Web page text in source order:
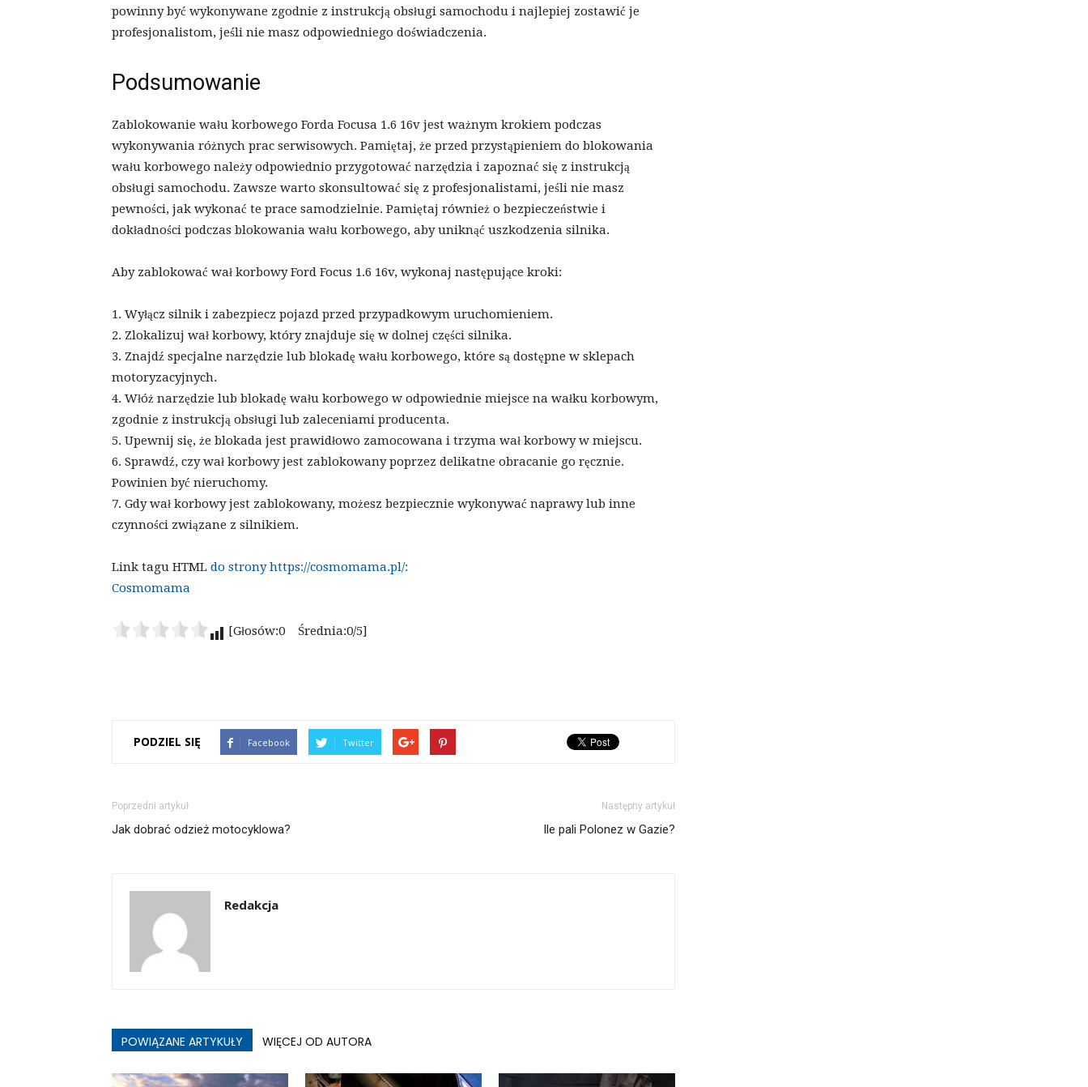
powinny być wykonywane zgodnie z instrukcją obsługi samochodu i najlepiej zostawić je
profesjonalistom, jeśli nie masz odpowiedniego doświadczenia.
Podsumowanie
Zablokowanie wału korbowego Forda Focusa 1.6 16v jest ważnym krokiem podczas
wykonywania różnych prac serwisowych. Pamiętaj, że przed przystąpieniem do blokowania
wału korbowego należy odpowiednio przygotować narzędzia i zapoznać się z instrukcją
obsługi samochodu. Zawsze warto skonsultować się z profesjonalistami, jeśli nie masz
pewności, jak wykonać te prace samodzielnie. Pamiętaj również o bezpieczeństwie i
dokładności podczas blokowania wału korbowego, aby uniknąć uszkodzenia silnika.
Aby zablokować wał korbowy Ford Focus 1.6 16v, wykonaj następujące kroki:
1. Wyłącz silnik i zabezpiecz pojazd przed przypadkowym uruchomieniem.
2. Zlokalizuj wał korbowy, który znajduje się w dolnej części silnika.
3. Znajdź specjalne narzędzie lub blokadę wału korbowego, które są dostępne w sklepach
motoryzacyjnych.
4. Włóż narzędzie lub blokadę wału korbowego w odpowiednie miejsce na wałku korbowym,
zgodnie z instrukcją obsługi lub zaleceniami producenta.
5. Upewnij się, że blokada jest prawidłowo zamocowana i trzyma wał korbowy w miejscu.
6. Sprawdź, czy wał korbowy jest zablokowany poprzez delikatne obracanie go ręcznie.
Powinien być nieruchomy.
7. Gdy wał korbowy jest zablokowany, możesz bezpiecznie wykonywać naprawy lub inne
czynności związane z silnikiem.
Link tagu HTML do strony https://cosmomama.pl/:
Cosmomama
[Głosów:0 Średnia:0/5]
PODZIEL SIĘ Facebook Twitter
Poprzedni artykuł
Jak dobrać odzież motocyklowa?
Następny artykuł
Ile pali Polonez w Gazie?
Redakcja
POWIĄZANE ARTYKUŁY WIĘCEJ OD AUTORA